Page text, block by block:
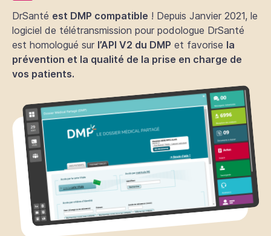
DrSanté est DMP compatible ! Depuis Janvier 2021, le
logiciel de télétransmission pour podologue DrSanté
est homologué sur l’API V2 du DMP et favorise la
prévention et la qualité de la prise en charge de
vos patients.